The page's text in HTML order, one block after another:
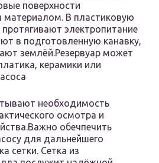
поверхности
В пластиковую
электропитание
в подготовленную канавку,
землёй.Резервуар может
керамики или
необходимость
осмотра и
обечпечить
для дальнейшего
сетки. Сетка из